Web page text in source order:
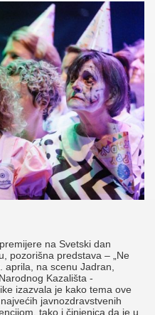
na Svetski dan
pozorišna predstava – „Ne
aprila, na scenu Jadran,
Kazališta -
izazvala je kako tema ove
javnozdravstvenih
, tako i činjenica da je u